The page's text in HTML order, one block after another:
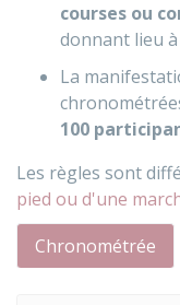
courses ou
donnant lieu
La
100
Les règles sont
pied ou d'une
Chronométrée